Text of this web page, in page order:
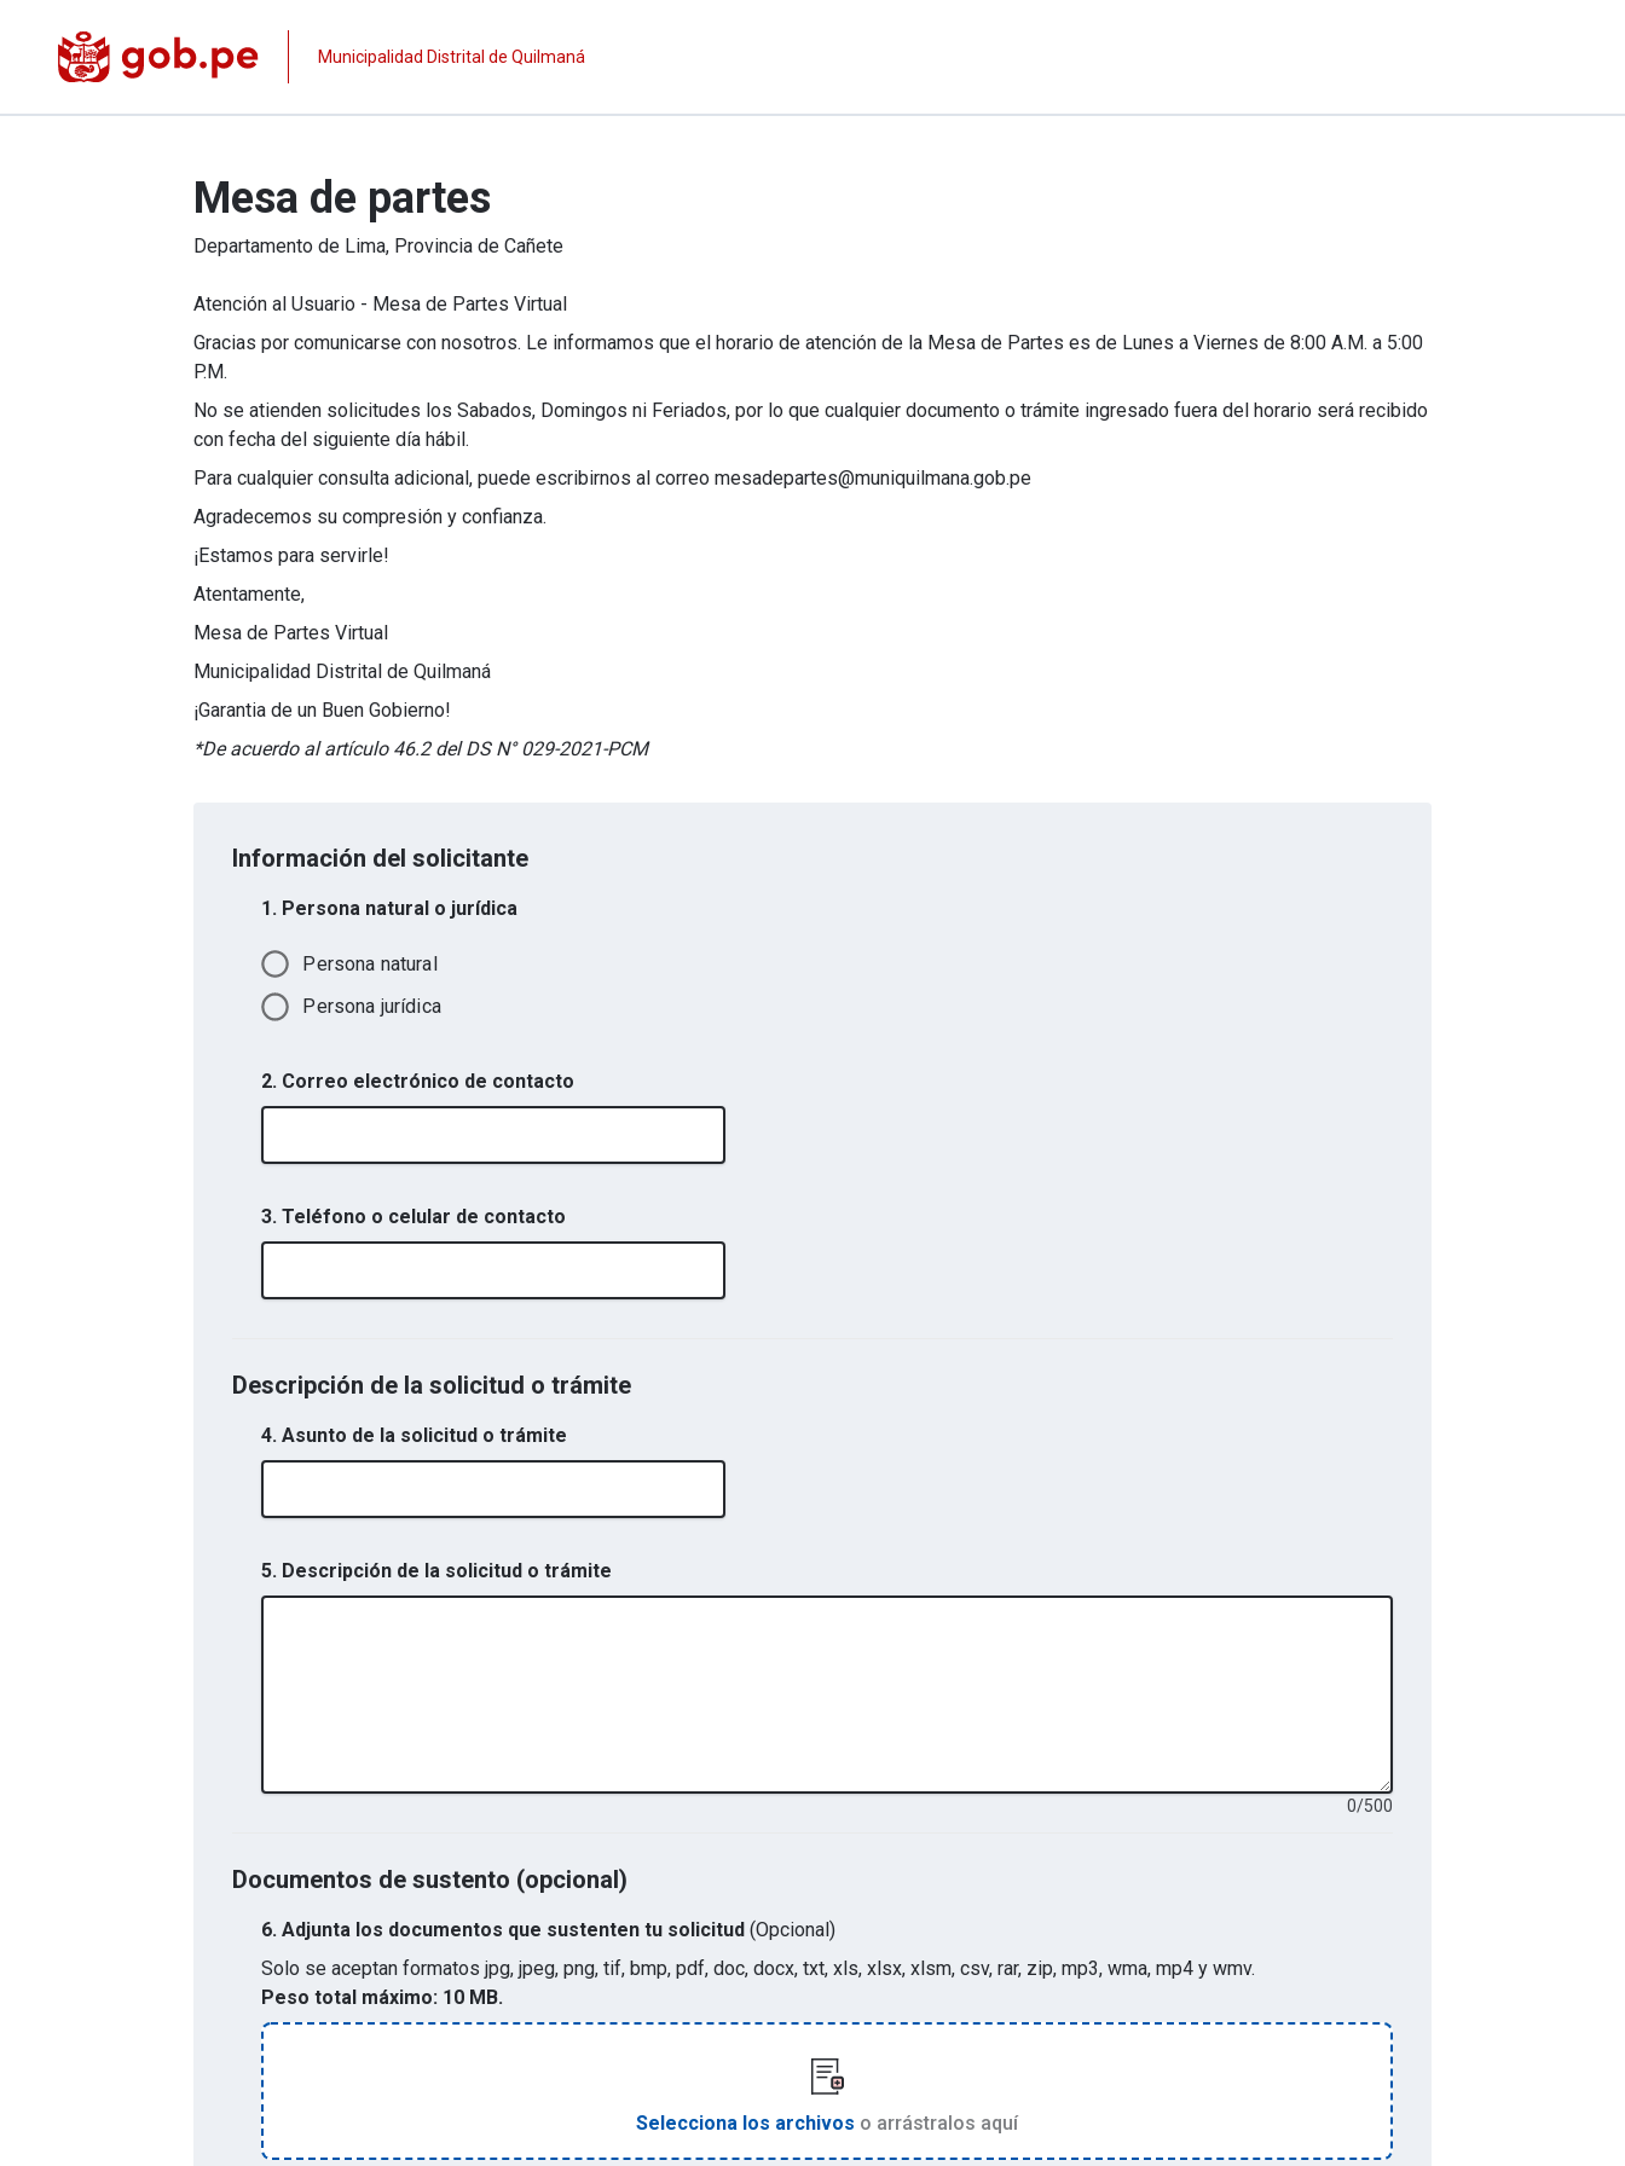
Municipalidad Distrital de Quilmaná
Mesa de partes
Departamento de Lima, Provincia de Cañete
Atención al Usuario - Mesa de Partes Virtual
Gracias por comunicarse con nosotros. Le informamos que el horario de atención de la Mesa de Partes es de Lunes a Viernes de 8:00 A.M. a 5:00
P.M.
No se atienden solicitudes los Sabados, Domingos ni Feriados, por lo que cualquier documento o trámite ingresado fuera del horario será recibido
con fecha del siguiente día hábil.
Para cualquier consulta adicional, puede escribirnos al correo mesadepartes@muniquilmana.gob.pe
Agradecemos su compresión y confianza.
¡Estamos para servirle!
Atentamente,
Mesa de Partes Virtual
Municipalidad Distrital de Quilmaná
¡Garantia de un Buen Gobierno!
*De acuerdo al artículo 46.2 del DS N° 029-2021-PCM
Información del solicitante
1. Persona natural o jurídica
Persona natural
Persona jurídica
2. Correo electrónico de contacto
3. Teléfono o celular de contacto
Descripción de la solicitud o trámite
4. Asunto de la solicitud o trámite
5. Descripción de la solicitud o trámite
0/500
Documentos de sustento (opcional)
6. Adjunta los documentos que sustenten tu solicitud (Opcional)
Solo se aceptan formatos jpg, jpeg, png, tif, bmp, pdf, doc, docx, txt, xls, xlsx, xlsm, csv, rar, zip, mp3, wma, mp4 y wmv.
Peso total máximo: 10 MB.
Selecciona los archivos o arrástralos aquí